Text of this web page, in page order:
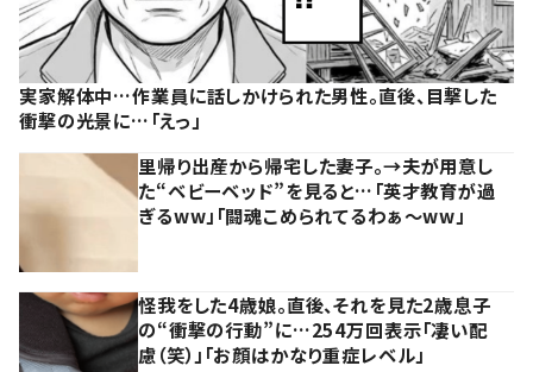
実家解体中…作業員に話しかけられた男性。直後、目撃した
衝撃の光景に…「えっ」
里帰り出産から帰宅した妻子。→夫が用意し
た“ベビーベッド”を見ると…「英才教育が過
ぎるww」「闘魂こめられてるわぁ～ww」
怪我をした4歳娘。直後、それを見た2歳息子
の“衝撃の行動”に…254万回表示「凄い配
慮（笑）」「お顔はかなり重症レベル」